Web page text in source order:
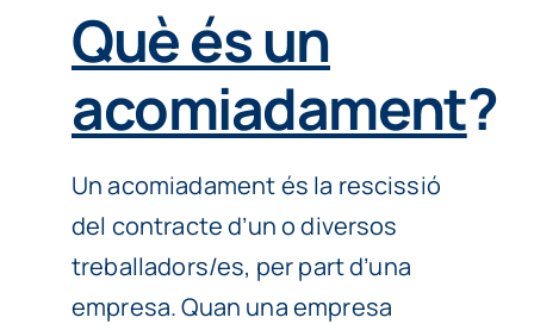
Què és un
acomiadament?
Un acomiadament és la rescissió
del contracte d’un o diversos
treballadors/es, per part d’una
empresa. Quan una empresa